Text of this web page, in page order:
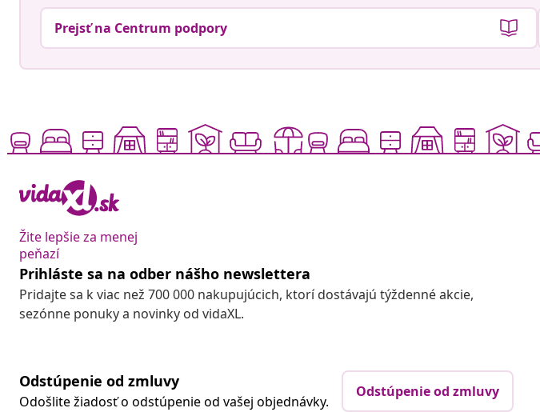
Prejsť na Centrum podpory
Žite lepšie za menej
peňazí
Prihláste sa na odber nášho newslettera
Pridajte sa k viac než 700 000 nakupujúcich, ktorí dostávajú týždenné akcie,
sezónne ponuky a novinky od vidaXL.
Odstúpenie od zmluvy
Odošlite žiadosť o odstúpenie od vašej objednávky.
Odstúpenie od zmluvy